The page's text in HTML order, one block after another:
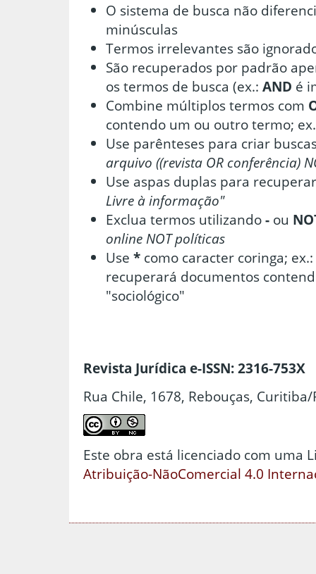
O sistema de busca não
minúsculas
Termos irrelevantes são
São recuperados por padrão
os termos de busca (ex.: AND é
Combine múltiplos termos com
contendo um ou outro termo;
Use parênteses para criar
arquivo ((revista OR conferência)
Use aspas duplas para
Livre à informação"
Exclua termos utilizando-ou
online NOT políticas
Use *como caracter coringa; ex.:
recuperará documentos
"sociológico"
Revista Jurídica e-ISSN: 2316-753X
Rua Chile, 1678, Rebouças, Curitiba/
Este obra está licenciado com uma
Atribuição-NãoComercial 4.0